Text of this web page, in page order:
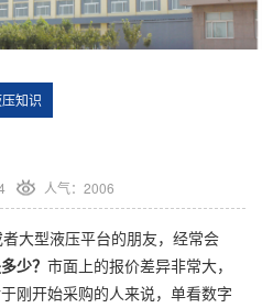
知识
人气：2006
大型液压平台的朋友，经常会
少？ 市面上的报价差异非常大，
刚开始采购的人来说，单看数字